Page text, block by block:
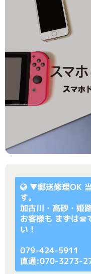
▼郵送修理OK
す。
加古川・高砂・姫
お客様も まずは☎
い！
079-424-5911
直通:070-3273-